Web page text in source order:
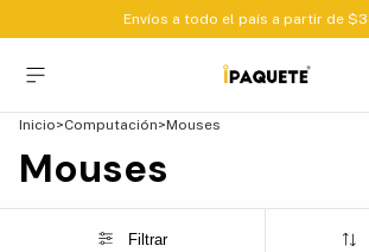
Envíos a todo el país a partir de
Inicio>Computación>Mouses
Mouses
Filtrar